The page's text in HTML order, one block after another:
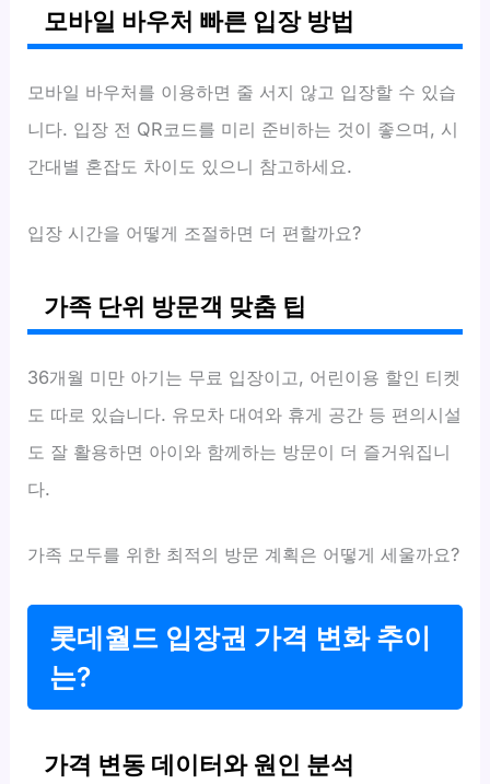
모바일 바우처 빠른 입장 방법
모바일 바우처를 이용하면 줄 서지 않고 입장할 수 있습
니다. 입장 전 QR코드를 미리 준비하는 것이 좋으며, 시
간대별 혼잡도 차이도 있으니 참고하세요.
입장 시간을 어떻게 조절하면 더 편할까요?
가족 단위 방문객 맞춤 팁
36개월 미만 아기는 무료 입장이고, 어린이용 할인 티켓
도 따로 있습니다. 유모차 대여와 휴게 공간 등 편의시설
도 잘 활용하면 아이와 함께하는 방문이 더 즐거워집니
다.
가족 모두를 위한 최적의 방문 계획은 어떻게 세울까요?
롯데월드 입장권 가격 변화 추이
는?
가격 변동 데이터와 원인 분석